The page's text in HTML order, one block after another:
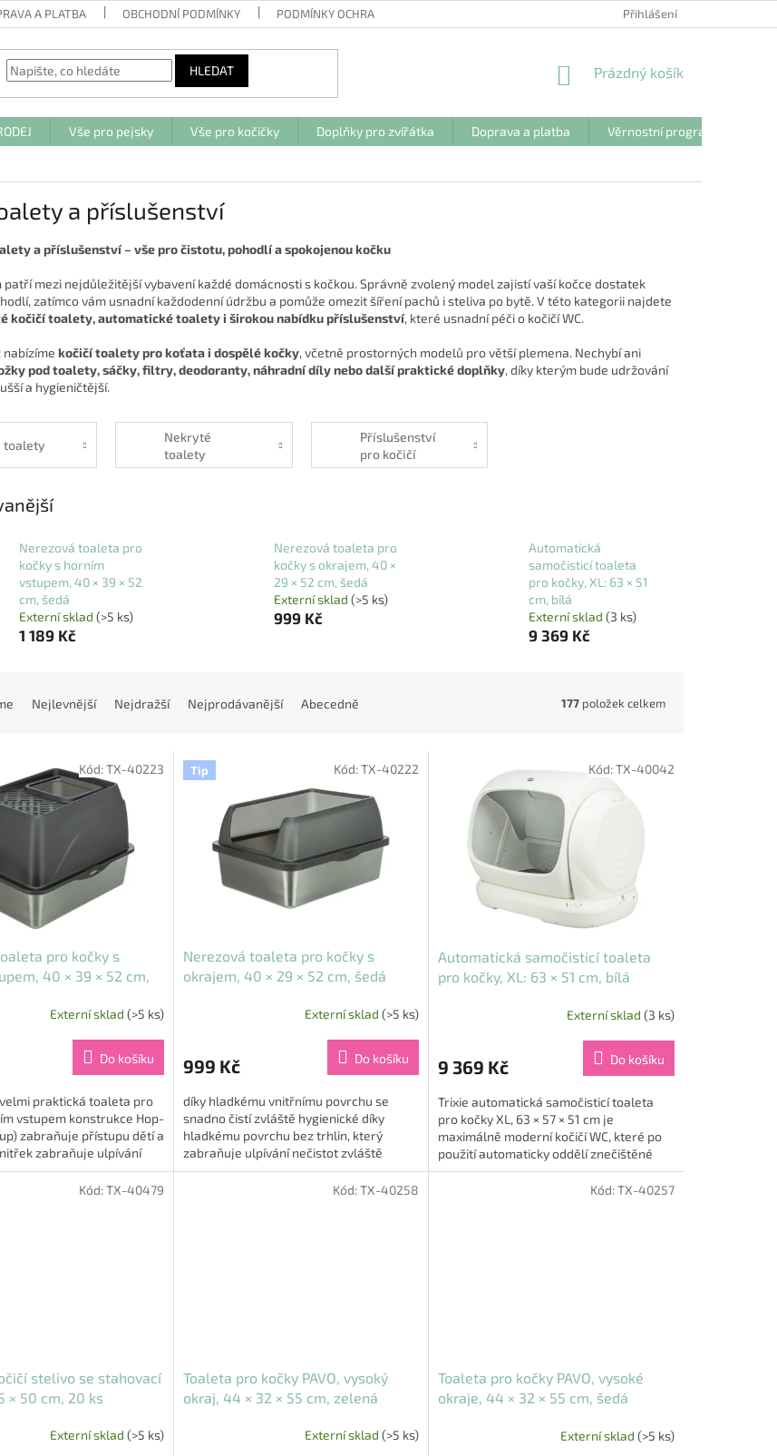
A PLATBA OBCHODNÍ PODMÍNKY PODMÍNKY OCHRANY OSOBNÍCH ÚDAJŮ Přihlášení
HLEDAT
NÁKUPNÍ
Prázdný košík
Vše pro pejsky Vše pro kočičky Doplňky pro zvířátka Doprava a platba Věrnostní program
a příslušenství
a příslušenství – vše pro čistotu, pohodlí a spokojenou kočku
patří mezi nejdůležitější vybavení každé domácnosti s kočkou. Správně zvolený model zajistí vaší kočce dostatek
zatímco vám usnadní každodenní údržbu a pomůže omezit šíření pachů i steliva po bytě. V této kategorii najdete
kočičí toalety, automatické toalety i širokou nabídku příslušenství, které usnadní péči o kočičí WC.
nabízíme kočičí toalety pro koťata i dospělé kočky, včetně prostorných modelů pro větší plemena. Nechybí ani
pod toalety, sáčky, filtry, deodoranty, náhradní díly nebo další praktické doplňky, díky kterým bude udržování
a hygieničtější.
toalety
Nekryté
toalety
Příslušenství
pro kočičí
toalety
Nerezová toaleta pro
kočky s horním
vstupem, 40 × 39 × 52
cm, šedá
Externí sklad (>5 ks)
1 189 Kč
Nerezová toaleta pro
kočky s okrajem, 40 ×
29 × 52 cm, šedá
Externí sklad (>5 ks)
999 Kč
Automatická
samočisticí toaleta
pro kočky, XL: 63 × 51
cm, bílá
Externí sklad (3 ks)
9 369 Kč
Nejlevnější Nejdražší Nejprodávanější Abecedně 177 položek celkem
pro kočky s
40 × 39 × 52 cm,
Externí sklad (>5 ks)
Do košíku
praktická toaleta pro
vstupem konstrukce Hop-
zabraňuje přístupu dětí a
zabraňuje ulpívání
Kód:TX-40223 Tip
Nerezová toaleta pro kočky s
okrajem, 40 × 29 × 52 cm, šedá
Externí sklad (>5 ks)
999 Kč Do košíku
díky hladkému vnitřnímu povrchu se
snadno čistí zvláště hygienické díky
hladkému povrchu bez trhlin, který
zabraňuje ulpívání nečistot zvláště
robustní a odolné vysoký...
Kód:TX-40222
Automatická samočisticí toaleta
pro kočky, XL: 63 × 51 cm, bílá
Externí sklad (3 ks)
9 369 Kč Do košíku
Trixie automatická samočisticí toaleta
pro kočky XL, 63 × 57 × 51 cm je
maximálně moderní kočičí WC, které po
použití automaticky oddělí znečištěné
stelivo a pomáhá udržovat...
Kód:TX-40042
stelivo se stahovací
× 50 cm, 20 ks
Externí sklad (>5 ks)
Kód:TX-40479
Toaleta pro kočky PAVO, vysoký
okraj, 44 × 32 × 55 cm, zelená
Externí sklad (>5 ks)
Kód:TX-40258
Toaleta pro kočky PAVO, vysoké
okraje, 44 × 32 × 55 cm, šedá
Externí sklad (>5 ks)
Kód:TX-40257